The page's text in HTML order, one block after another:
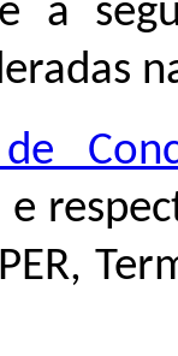
a se
e